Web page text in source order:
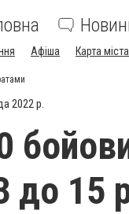
Афіша Карта міста
2022 р.
до 15